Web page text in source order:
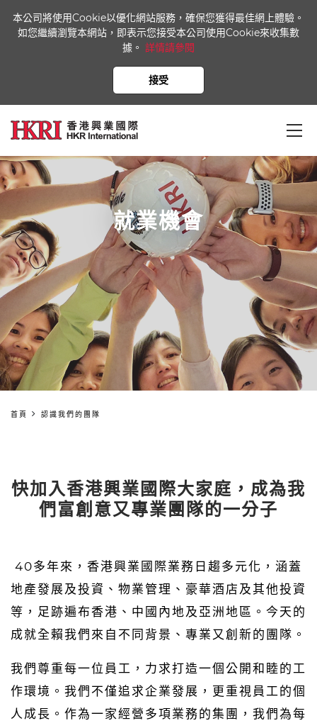
本公司將使用Cookie以優化網站服務，確保您獲得最佳網上體驗。
如您繼續瀏覽本網站，即表示您接受本公司使用Cookie來收集數
據。 詳情請參閱
接受
就業機會
首頁 認識我們的團隊
快加入香港興業國際大家庭，成為我
們富創意又專業團隊的一分子
40多年來，香港興業國際業務日趨多元化，涵蓋
地產發展及投資、物業管理、豪華酒店及其他投資
等，足跡遍布香港、中國內地及亞洲地區。今天的
成就全賴我們來自不同背景、專業又創新的團隊。
我們尊重每一位員工，力求打造一個公開和睦的工
作環境。我們不僅追求企業發展，更重視員工的個
人成長。作為一家經營多項業務的集團，我們為每